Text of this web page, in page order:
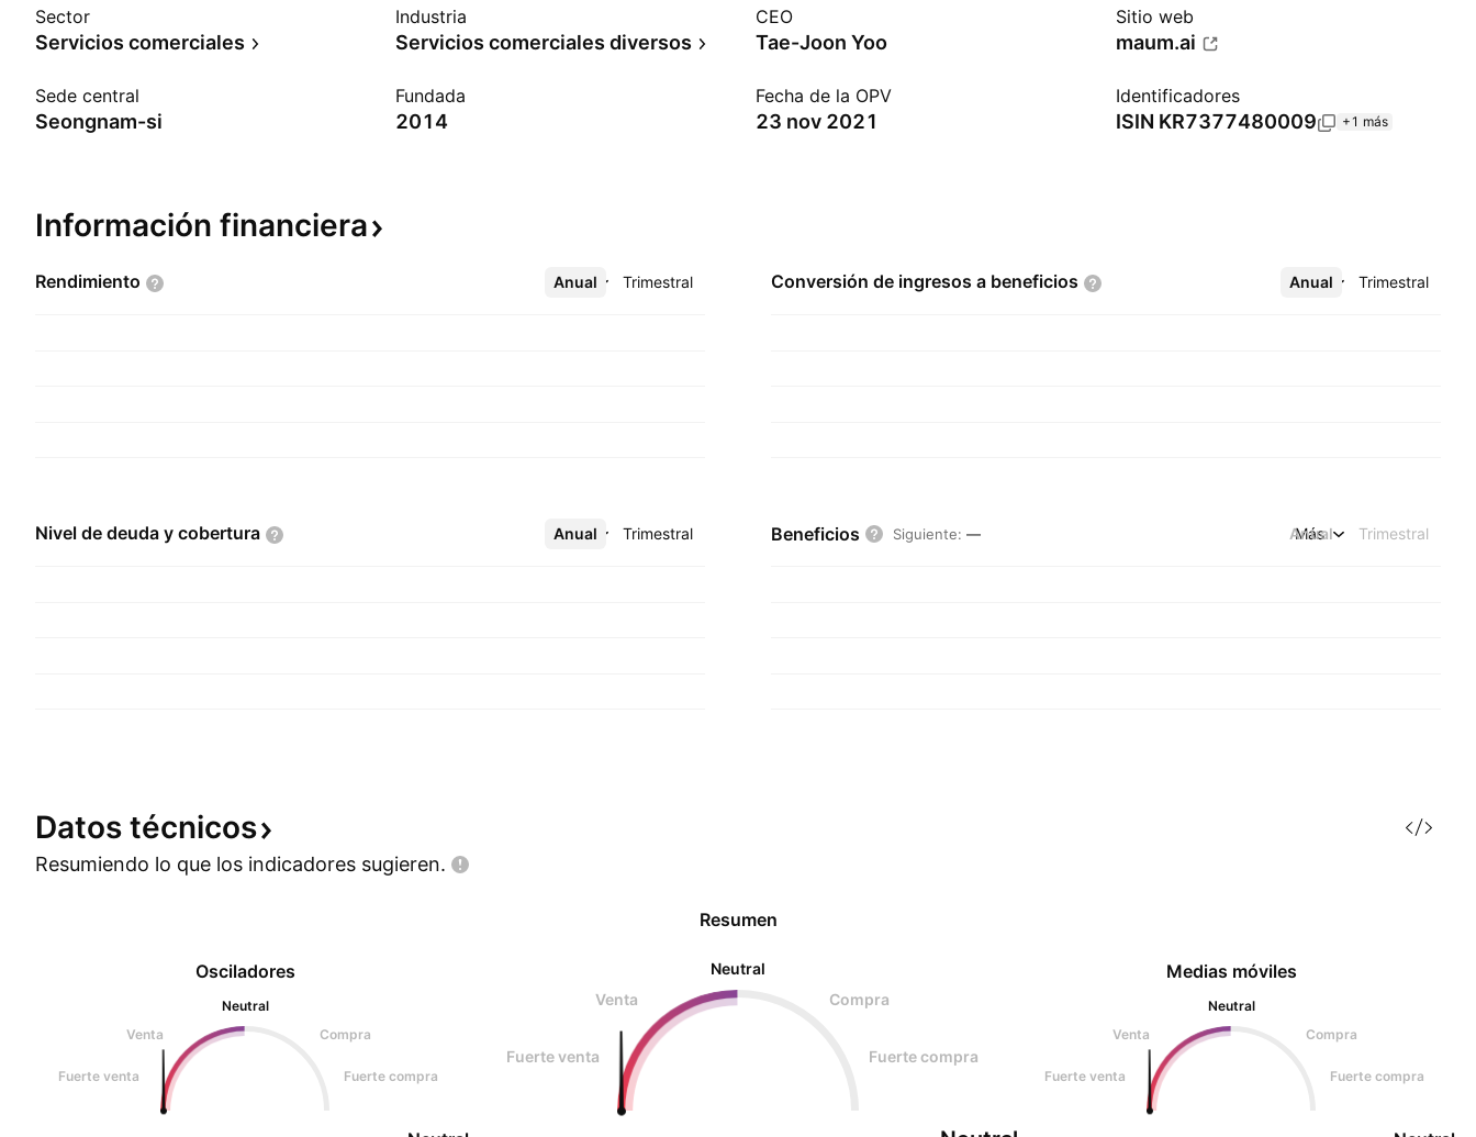
Sector
Servicios comerciales
Industria
Servicios comerciales diversos
CEO
Tae-Joon Yoo
Sitio web
maum.ai
Sede central
Seongnam-si
Fundada
2014
Fecha de la OPV
23 nov 2021
Identificadores
ISIN KR7377480009 +1 más
Información financiera
Rendimiento Anual Trimestral
Más Conversión de ingresos a beneficios Anual Trimestral
Más
Nivel de deuda y cobertura Anual Trimestral
Más Beneficios Siguiente: — Anual Trimestral
Más
Datos técnicos
Resumiendo lo que los indicadores sugieren.
Osciladores
Neutral
Venta
Compra
Fuerte venta Fuerte compra
Resumen
Neutral
Venta
Compra
Fuerte venta Fuerte compra
Medias móviles
Neutral
Venta
Compra
Fuerte venta Fuerte compra